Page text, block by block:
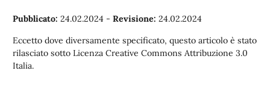
Pubblicato: 24.02.2024 - Revisione: 24.02.2024
Eccetto dove diversamente specificato, questo articolo è stato
rilasciato sotto Licenza Creative Commons Attribuzione 3.0
Italia.